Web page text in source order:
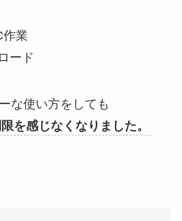
作業
ード
な使い方をしても
を感じなくなりました。